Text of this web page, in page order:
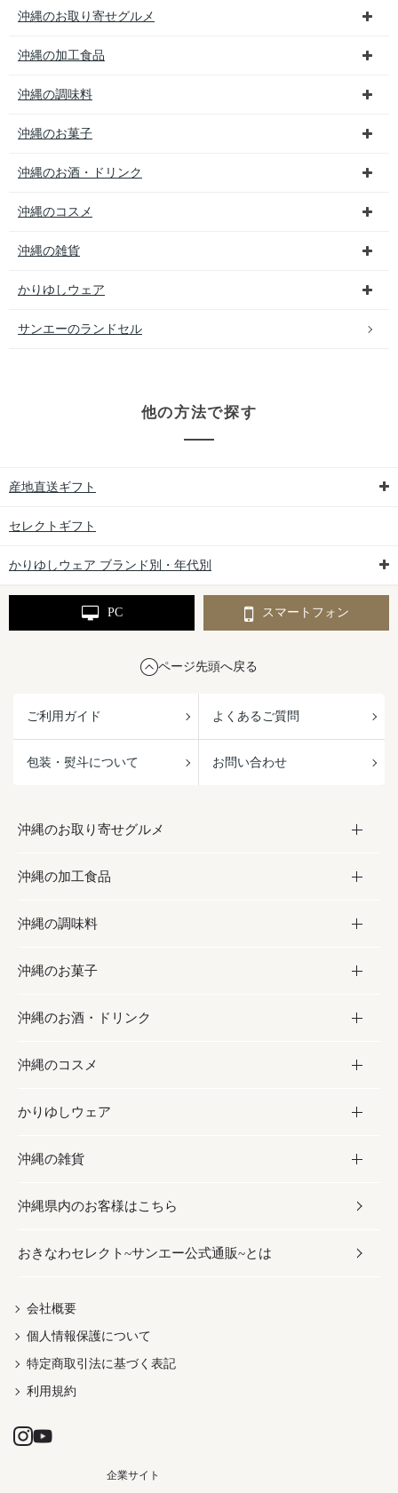
沖縄のお取り寄せグルメ
沖縄の加工食品
沖縄の調味料
沖縄のお菓子
沖縄のお酒・ドリンク
沖縄のコスメ
沖縄の雑貨
かりゆしウェア
サンエーのランドセル
他の方法で探す
産地直送ギフト
セレクトギフト
かりゆしウェア ブランド別・年代別
PC スマートフォン
ページ先頭へ戻る
ご利用ガイド よくあるご質問
包装・熨斗について お問い合わせ
沖縄のお取り寄せグルメ
お取り寄せグルメ
フルーツ・野菜
お肉
海産物
沖縄の加工食品
加工食品
缶詰／パウチ
沖縄料理
沖縄そば／乾麺
レトルト食品
乾物／粉類
沖縄の調味料
調味料
砂糖／黒砂糖
塩
お酢／ドレッシング
しょうゆ
みそ
だし／スパイス／島唐辛子
沖縄のお菓子
お菓子
黒糖
ちんすこう
伝統菓子
スナック
おつまみ
紅芋
沖縄のお酒・ドリンク
お酒・ドリンク
泡盛
ビール・チューハイ
ワイン・ウィスキー・カクテル
ドリンク
茶葉
沖縄のコスメ
コスメ
スキンケア
ボディケア
ヘアケア
UVケア
かりゆしウェア
かりゆしウェア
メンズ
レディース
沖縄の雑貨
雑貨
沖縄ファッション
伝統工芸品
沖縄県内のお客様はこちら
おきなわセレクト~サンエー公式通販~とは
会社概要
個人情報保護について
特定商取引法に基づく表記
利用規約
企業サイト